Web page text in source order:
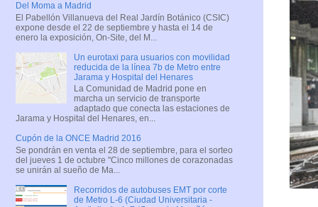
Del Moma a Madrid
El Pabellón Villanueva del Real Jardín Botánico (CSIC)
expone desde el 22 de septiembre y hasta el 14 de
enero la exposición, On-Site, del M...
Un eurotaxi para usuarios con movilidad
reducida de la línea 7b de Metro entre
Jarama y Hospital del Henares
La Comunidad de Madrid pone en
marcha un servicio de transporte
adaptado que conecta las estaciones de
Jarama y Hospital del Henares, en...
Cupón de la ONCE Madrid 2016
Se pondrán en venta el 28 de septiembre, para el sorteo
del jueves 1 de octubre "Cinco millones de corazonadas
se unirán al sueño de Ma...
Recorridos de autobuses EMT por corte
de Metro L-6 (Ciudad Universitaria -